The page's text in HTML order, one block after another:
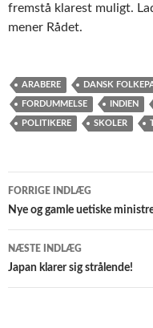
fremstå klarest muligt.
mener Rådet.
ARABERE DANSK
FORDUMMELSE INDIEN
POLITIKERE SKOLER
FORRIGE INDLÆG
Nye og gamle uetiske
NÆSTE INDLÆG
Japan klarer sig strålende!